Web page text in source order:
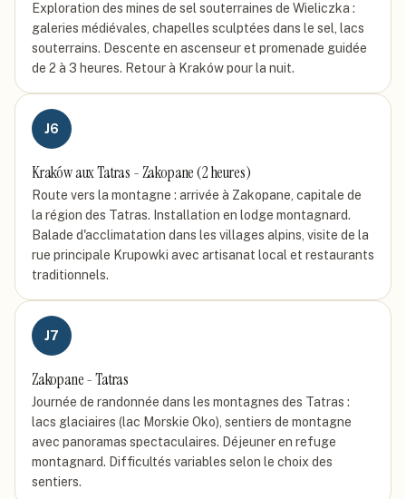
Exploration des mines de sel souterraines de Wieliczka :
galeries médiévales, chapelles sculptées dans le sel, lacs
souterrains. Descente en ascenseur et promenade guidée
de 2 à 3 heures. Retour à Kraków pour la nuit.
J6
Kraków aux Tatras - Zakopane (2 heures)
Route vers la montagne : arrivée à Zakopane, capitale de
la région des Tatras. Installation en lodge montagnard.
Balade d'acclimatation dans les villages alpins, visite de la
rue principale Krupowki avec artisanat local et restaurants
traditionnels.
J7
Zakopane - Tatras
Journée de randonnée dans les montagnes des Tatras :
lacs glaciaires (lac Morskie Oko), sentiers de montagne
avec panoramas spectaculaires. Déjeuner en refuge
montagnard. Difficultés variables selon le choix des
sentiers.